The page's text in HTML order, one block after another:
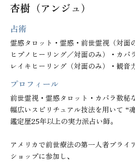
杏樹（アンジュ）
占術
霊感タロット・霊感・前世霊視（対面
ヒプノヒーリング／対面のみ）・カバ
レイキヒーリング（対面のみ）・観音
プロフィール
前世霊視・霊感タロット・カバラ数秘
幅広いスピリチュアル技法を用いて “
鑑定歴25年以上の実力派占い師。
アメリカで前世療法の第一人者ブライ
ショップに参加し、